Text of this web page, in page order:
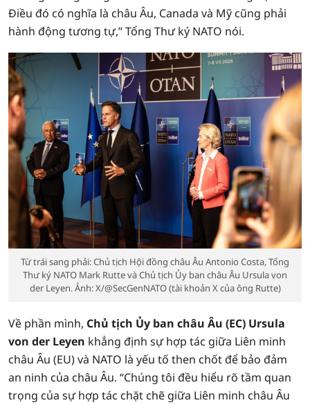
Điều đó có nghĩa là châu Âu, Canada và Mỹ cũng phải
hành động tương tự,” Tổng Thư ký NATO nói.
Từ trái sang phải: Chủ tịch Hội đồng châu Âu Antonio Costa, Tổng
Thư ký NATO Mark Rutte và Chủ tịch Ủy ban châu Âu Ursula von
der Leyen. Ảnh: X/@SecGenNATO (tài khoản X của ông Rutte)
Về phần mình, Chủ tịch Ủy ban châu Âu (EC) Ursula
von der Leyen khẳng định sự hợp tác giữa Liên minh
châu Âu (EU) và NATO là yếu tố then chốt để bảo đảm
an ninh của châu Âu. “Chúng tôi đều hiểu rõ tầm quan
trọng của sự hợp tác chặt chẽ giữa Liên minh châu Âu